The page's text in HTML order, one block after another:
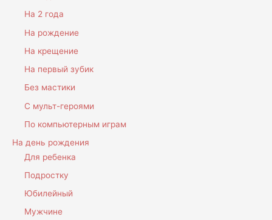
На 2 года
На рождение
На крещение
На первый зубик
Без мастики
С мульт-героями
По компьютерным играм
На день рождения
Для ребенка
Подростку
Юбилейный
Мужчине